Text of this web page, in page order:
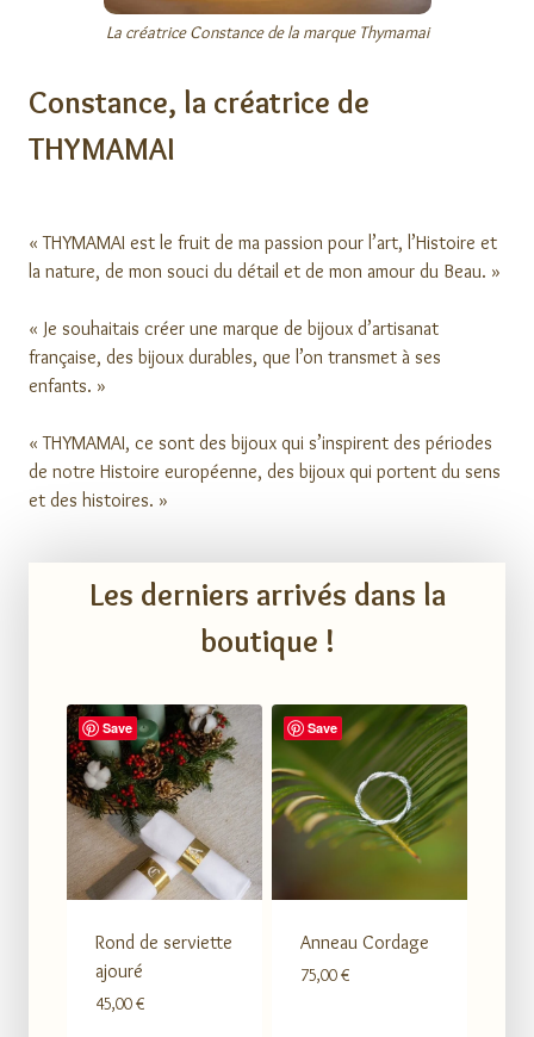
La créatrice Constance de la marque Thymamai
Constance, la créatrice de
THYMAMAI
« THYMAMAI est le fruit de ma passion pour l’art, l’Histoire et
la nature, de mon souci du détail et de mon amour du Beau. »
« Je souhaitais créer une marque de bijoux d’artisanat
française, des bijoux durables, que l’on transmet à ses
enfants. »
« THYMAMAI, ce sont des bijoux qui s’inspirent des périodes
de notre Histoire européenne, des bijoux qui portent du sens
et des histoires. »
Les derniers arrivés dans la
boutique !
Save
Rond de serviette
ajouré
45,00€
Save
Anneau Cordage
75,00€